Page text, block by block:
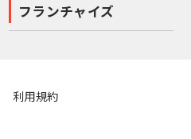
フランチャイズ
利用規約